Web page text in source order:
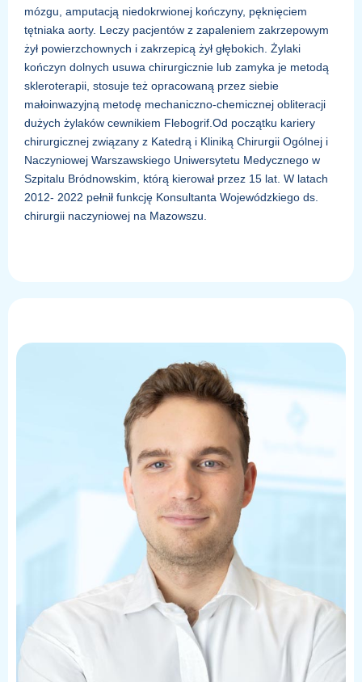
mózgu, amputacją niedokrwionej kończyny, pęknięciem
tętniaka aorty. Leczy pacjentów z zapaleniem zakrzepowym
żył powierzchownych i zakrzepicą żył głębokich. Żylaki
kończyn dolnych usuwa chirurgicznie lub zamyka je metodą
skleroterapii, stosuje też opracowaną przez siebie
małoinwazyjną metodę mechaniczno-chemicznej obliteracji
dużych żylaków cewnikiem Flebogrif.Od początku kariery
chirurgicznej związany z Katedrą i Kliniką Chirurgii Ogólnej i
Naczyniowej Warszawskiego Uniwersytetu Medycznego w
Szpitalu Bródnowskim, którą kierował przez 15 lat. W latach
2012- 2022 pełnił funkcję Konsultanta Wojewódzkiego ds.
chirurgii naczyniowej na Mazowszu.